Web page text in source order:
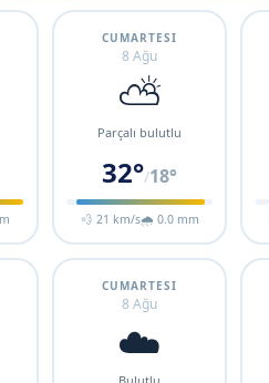
CUMARTESI
8 Ağu
⛅
Parçalı bulutlu
32°/18°
💨 21 km/s🌧 0.0 mm
CUMARTESI
8 Ağu
☁️
Bulutlu